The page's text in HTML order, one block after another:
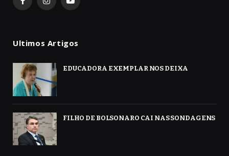
FacebookInstagramYouTube
Ultimos Artigos
EDUCADORA EXEMPLAR NOS DEIXA
FILHO DE BOLSONARO CAI NAS SONDAGENS